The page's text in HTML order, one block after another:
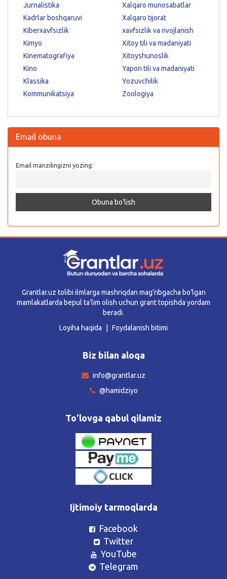
Jurnalistika
Kadrlar boshqaruvi
Kiberxavfsizlik
Kimyo
Kinematografiya
Kino
Klassika
Kommunikatsiya
Xalqaro munosabatlar
Xalqaro tijorat
xavfsizlik va rivojlanish
Xitoy tili va madaniyati
Xitoyshunoslik
Yapon tili va madaniyati
Yozuvchilik
Zoologiya
Email obuna
Email manzilingizni yozing:
Grantlar.uz tolibi ilmlarga mashriqdan mag’ribgacha bo’lgan
mamlakatlarda bepul ta’lim olish uchun grant topishda yordam
beradi.
Loyiha haqida
Foydalanish bitimi
Biz bilan aloqa
info@grantlar.uz
@hamidziyo
To'lovga qabul qilamiz
Ijtimoiy tarmoqlarda
Facebook
Twitter
YouTube
Telegram